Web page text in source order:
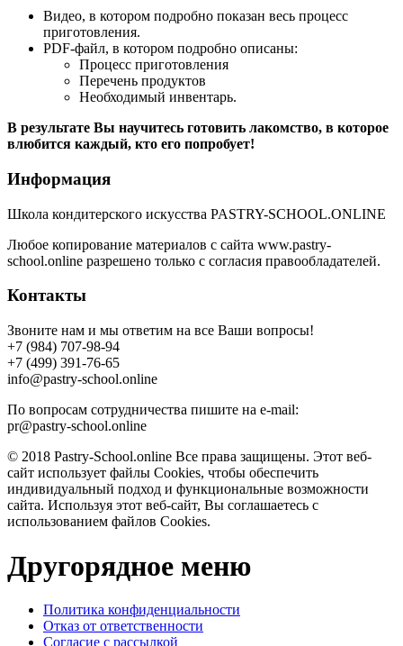
Видео, в котором подробно показан весь процесс
приготовления.
PDF-файл, в котором подробно описаны:
Процесс приготовления
Перечень продуктов
Необходимый инвентарь.
В результате Вы научитесь готовить лакомство, в которое
влюбится каждый, кто его попробует!
Информация
Школа кондитерского искусства PASTRY-SCHOOL.ONLINE
Любое копирование материалов с сайта www.pastry-
school.online разрешено только с согласия правообладателей.
Контакты
Звоните нам и мы ответим на все Ваши вопросы!
+7 (984) 707-98-94
+7 (499) 391-76-65
info@pastry-school.online
По вопросам сотрудничества пишите на e-mail:
pr@pastry-school.online
© 2018 Pastry-School.online Все права защищены. Этот веб-
сайт использует файлы Cookies, чтобы обеспечить
индивидуальный подход и функциональные возможности
сайта. Используя этот веб-сайт, Вы соглашаетесь с
использованием файлов Cookies.
Другорядное меню
Политика конфиденциальности
Отказ от ответственности
Согласие с рассылкой